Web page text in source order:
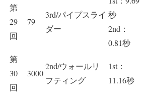
第
29
回
79
3rd/パイプスライ
ダー
秒
2nd：
0.81秒
第
30
回
3000
2nd/ウォールリ
フティング
1st：
11.16秒